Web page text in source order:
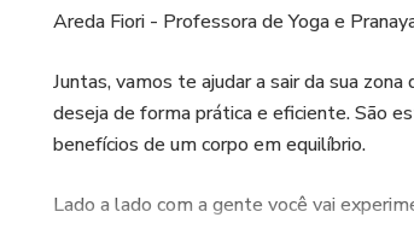
Areda Fiori - Professora de Yoga e
Juntas, vamos te ajudar a sair da sua
deseja de forma prática e eficiente. São
benefícios de um corpo em equilíbrio.
Lado a lado com a gente você vai